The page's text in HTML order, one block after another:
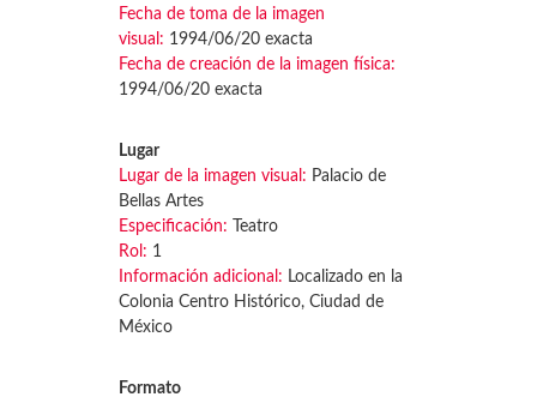
Fecha de toma de la imagen
visual: 1994/06/20 exacta
Fecha de creación de la imagen física:
1994/06/20 exacta
Lugar
Lugar de la imagen visual: Palacio de
Bellas Artes
Especificación: Teatro
Rol: 1
Información adicional: Localizado en la
Colonia Centro Histórico, Ciudad de
México
Formato